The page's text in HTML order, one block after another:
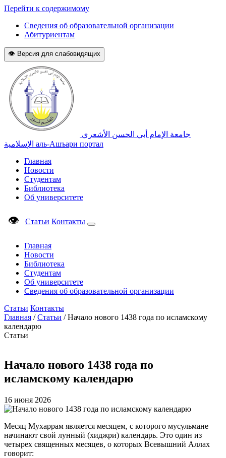
Перейти к содержимому
Сведения об образовательной организации
Абитуриентам
👁 Версия для слабовидящих
جامعة الإمام أبي الحسن الأشعري
الإسلامية аль-Ашъари портал
Главная
Новости
Студентам
Библиотека
Об университете
👁 Статьи Контакты
Главная
Новости
Библиотека
Студентам
Об университете
Сведения об образовательной организации
Статьи Контакты
Главная / Статьи / Начало нового 1438 года по исламскому
календарю
Статьи
Начало нового 1438 года по
исламскому календарю
16 июня 2026
Месяц Мухаррам является месяцем, с которого мусульмане
начинают свой лунный (хиджри) календарь. Это один из
четырех священных месяцев, о которых Всевышний Аллах
говорит: